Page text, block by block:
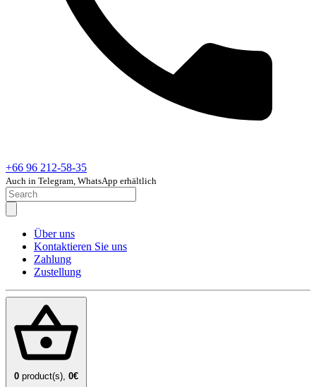
+66 96 212-58-35
Auch in Telegram, WhatsApp erhältlich
Über uns
Kontaktieren Sie uns
Zahlung
Zustellung
0 product(s), 0€